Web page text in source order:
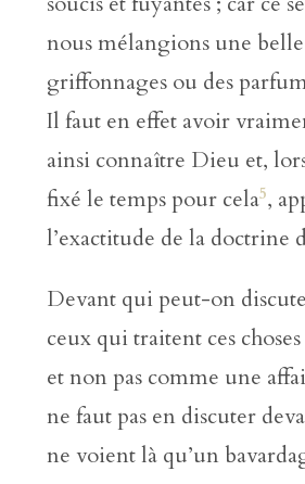
nous mélangions une
griffonnages ou des
Il faut en effet avoir
ainsi connaître Dieu et,
fixé le temps pour cela5,
l’exactitude de la doctrine
Devant qui peut-on
ceux qui traitent ces
et non pas comme une
ne faut pas en discuter
ne voient là qu’un